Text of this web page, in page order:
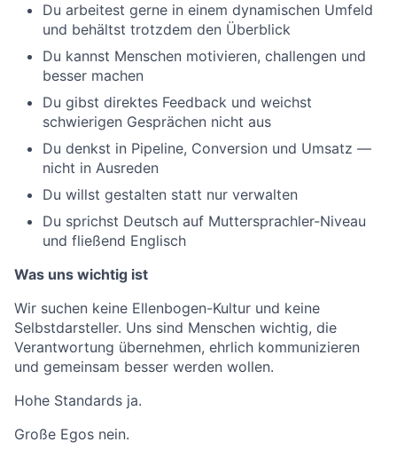
Du arbeitest gerne in einem dynamischen Umfeld
und behältst trotzdem den Überblick
Du kannst Menschen motivieren, challengen und
besser machen
Du gibst direktes Feedback und weichst
schwierigen Gesprächen nicht aus
Du denkst in Pipeline, Conversion und Umsatz —
nicht in Ausreden
Du willst gestalten statt nur verwalten
Du sprichst Deutsch auf Muttersprachler-Niveau
und fließend Englisch
Was uns wichtig ist
Wir suchen keine Ellenbogen-Kultur und keine
Selbstdarsteller. Uns sind Menschen wichtig, die
Verantwortung übernehmen, ehrlich kommunizieren
und gemeinsam besser werden wollen.
Hohe Standards ja.
Große Egos nein.